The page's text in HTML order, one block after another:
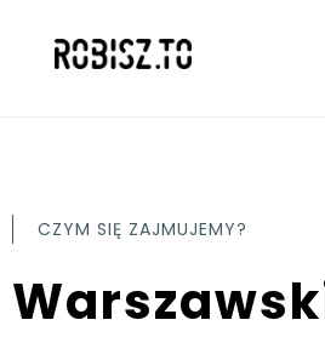
CZYM SIĘ ZAJMUJEMY?